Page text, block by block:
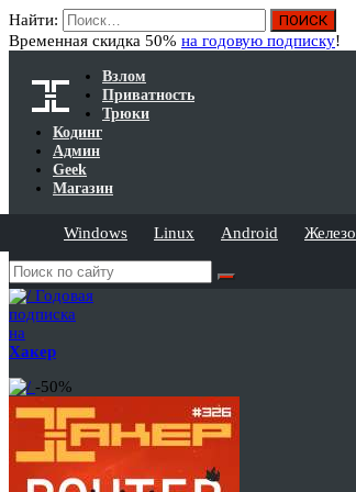
Найти:
Временная скидка 50% на годовую подписку!
Взлом
Приватность
Трюки
Кодинг
Админ
Geek
Магазин
Windows Linux Android Железо
Годовая
подписка
на
Хакер
-50%